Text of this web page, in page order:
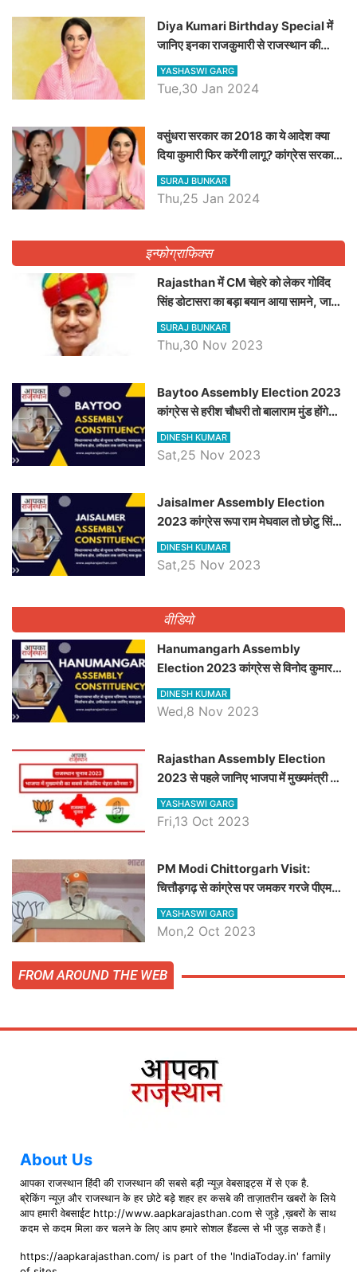
Diya Kumari Birthday Special में
जानिए इनका राजकुमारी से राजस्थान की
डिप्टी सीएम बनने तक का सफर, एक क्लिक में
जाने पूरा जीवन परिचय
YASHASWI GARG
Tue,30 Jan 2024
वसुंधरा सरकार का 2018 का ये आदेश क्या
दिया कुमारी फिर करेंगी लागू? कांग्रेस सरकार
ने किया था निरस्त
SURAJ BUNKAR
Thu,25 Jan 2024
इन्फोग्राफिक्स
Rajasthan में CM चेहरे को लेकर गोविंद
सिंह डोटासरा का बड़ा बयान आया सामने, जानें
विचार
SURAJ BUNKAR
Thu,30 Nov 2023
Baytoo Assembly Election 2023
कांग्रेस से हरीश चौधरी तो बालाराम मुंड होंगे
भाजपा उम्मीदवार, जानिये बायतू विधानसभा
सीट के ताजा समीकरण
DINESH KUMAR
Sat,25 Nov 2023
​​​​​​​Jaisalmer Assembly Election
2023 कांग्रेस रूपा राम मेघवाल तो छोटु सिंह
भाटी होंगे भाजपा उम्मीदवार, जानिये जैसलमेर
विधानसभा सीट के ताजा समीकरण
DINESH KUMAR
Sat,25 Nov 2023
वीडियो
Hanumangarh Assembly
Election 2023 कांग्रेस से विनोद कुमार
चौधरी तो अमित चौधरी होंगे भाजपा उम्मीदवार,
जानिये हनुमानगढ़ विधानसभा सीट के ताजा
DINESH KUMAR
Wed,8 Nov 2023
Rajasthan Assembly Election
2023 से पहले जानिए भाजपा में मुख्यमंत्री का
सबसे लोकप्रिय चेहरा कौनसा ?
YASHASWI GARG
Fri,13 Oct 2023
PM Modi Chittorgarh Visit:
चित्तौड़गढ़ से कांग्रेस पर जमकर गरजे पीएम
मोदी, जाने प्रधानमंत्री के भाषण की बड़ी
बातें, देखें वीडियो
YASHASWI GARG
Mon,2 Oct 2023
FROM AROUND THE WEB
About Us
आपका राजस्थान हिंदी की राजस्थान की सबसे बड़ी न्यूज़ वेबसाइट्स में से एक है.
ब्रेकिंग न्यूज़ और राजस्थान के हर छोटे बड़े शहर हर कसबे की ताज़ातरीन खबरों के लिये
आप हमारी वेबसाईट http://www.aapkarajasthan.com से जुड़े ,ख़बरों के साथ
कदम से कदम मिला कर चलने के लिए आप हमारे सोशल हैंडल्स से भी जुड़ सकते हैं।
https://aapkarajasthan.com/ is part of the 'IndiaToday.in' family